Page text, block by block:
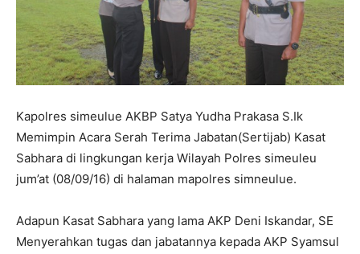
Kapolres simeulue AKBP Satya Yudha Prakasa S.Ik
Memimpin Acara Serah Terima Jabatan(Sertijab) Kasat
Sabhara di lingkungan kerja Wilayah Polres simeuleu
jum’at (08/09/16) di halaman mapolres simneulue.
Adapun Kasat Sabhara yang lama AKP Deni Iskandar, SE
Menyerahkan tugas dan jabatannya kepada AKP Syamsul